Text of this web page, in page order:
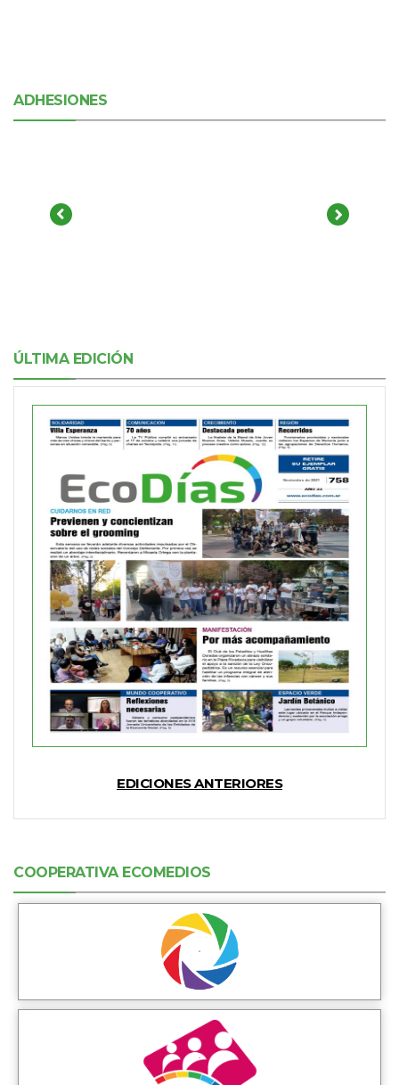
ADHESIONES
ÚLTIMA EDICIÓN
EDICIONES ANTERIORES
COOPERATIVA ECOMEDIOS